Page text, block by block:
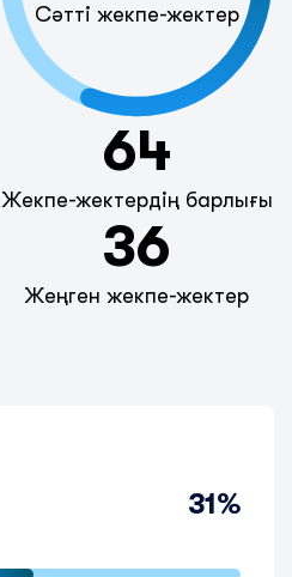
Сәтті жекпе-жектер
64
Жекпе-жектердің барлығы
36
Жеңген жекпе-жектер
31%